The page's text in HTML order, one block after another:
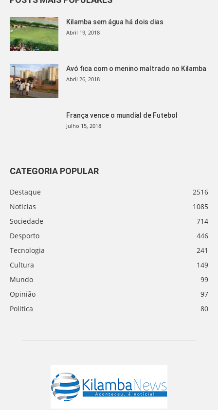
Kilamba sem água há dois dias
Abril 19, 2018
Avó fica com o menino maltrado no Kilamba
Abril 26, 2018
França vence o mundial de Futebol
Julho 15, 2018
CATEGORIA POPULAR
Destaque
2516
Noticias
1085
Sociedade
714
Desporto
446
Tecnologia
241
Cultura
149
Mundo
99
Opinião
97
Politica
80